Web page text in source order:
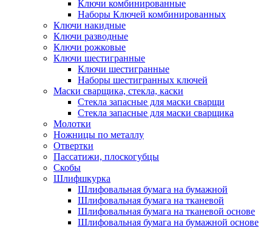
Ключи комбинированные
Наборы Ключей комбинированных
Ключи накидные
Ключи разводные
Ключи рожковые
Ключи шестигранные
Ключи шестигранные
Наборы шестигранных ключей
Маски сварщика, стекла, каски
Стекла запасные для маски сварщи
Стекла запасные для маски сварщика
Молотки
Ножницы по металлу
Отвертки
Пассатижи, плоскогубцы
Скобы
Шлифшкурка
Шлифовальная бумага на бумажной
Шлифовальная бумага на тканевой
Шлифовальная бумага на тканевой основе
Шлифовальная бумага на бумажной основе